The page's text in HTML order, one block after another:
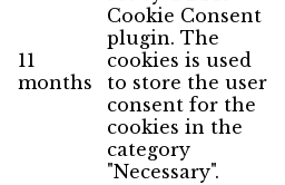
11
months
Cookie Consent
plugin. The
cookies is used
to store the user
consent for the
cookies in the
category
"Necessary".